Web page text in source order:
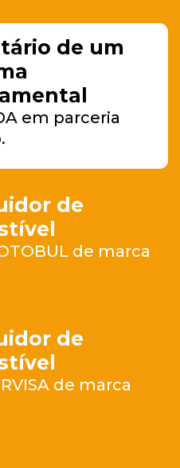
de um
em parceria
de
de marca
de
de marca